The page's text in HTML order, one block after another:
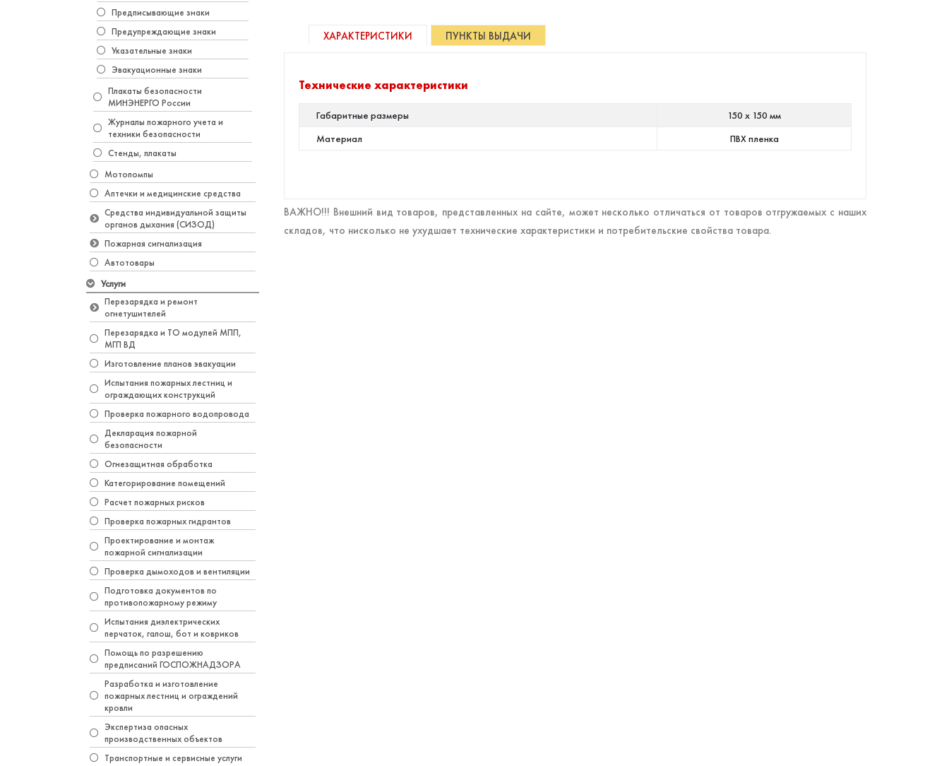
Предписывающие знаки
Предупреждающие знаки
Указательные знаки
Эвакуационные знаки
Плакаты безопасности
МИНЭНЕРГО России
Журналы пожарного учета и
техники безопасности
Стенды, плакаты
Мотопомпы
Аптечки и медицинские средства
Средства индивидуальной защиты
органов дыхания (СИЗОД)
Пожарная сигнализация
Автотовары
Услуги
Перезарядка и ремонт
огнетушителей
Перезарядка и ТО модулей МПП,
МГП ВД
Изготовление планов эвакуации
Испытания пожарных лестниц и
ограждающих конструкций
Проверка пожарного водопровода
Декларация пожарной
безопасности
Огнезащитная обработка
Категорирование помещений
Расчет пожарных рисков
Проверка пожарных гидрантов
Проектирование и монтаж
пожарной сигнализации
Проверка дымоходов и вентиляции
Подготовка документов по
противопожарному режиму
Испытания диэлектрических
перчаток, галош, бот и ковриков
Помощь по разрешению
предписаний ГОСПОЖНАДЗОРА
Разработка и изготовление
пожарных лестниц и ограждений
кровли
Экспертиза опасных
производственных объектов
Транспортные и сервисные услуги
ХАРАКТЕРИСТИКИ ПУНКТЫ ВЫДАЧИ
Технические характеристики
Габаритные размеры
150 х 150 мм
Материал
ПВХ пленка
ВАЖНО!!! Внешний вид товаров, представленных на сайте, может несколько отличаться от товаров отгружаемых с наших
складов, что нисколько не ухудшает технические характеристики и потребительские свойства товара.